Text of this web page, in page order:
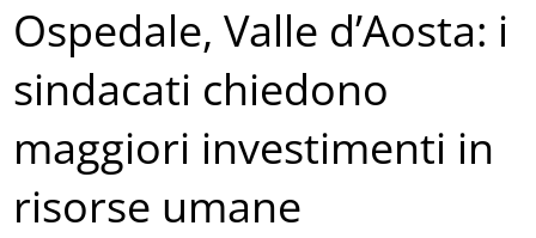
Ospedale, Valle d’Aosta: i
sindacati chiedono
maggiori investimenti in
risorse umane